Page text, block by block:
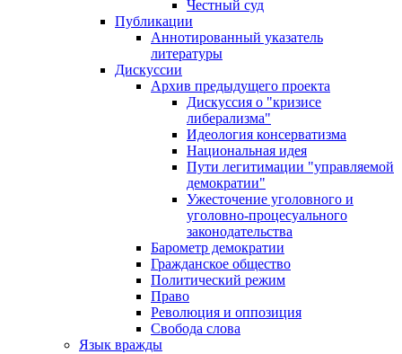
Честный суд
Публикации
Аннотированный указатель
литературы
Дискуссии
Архив предыдущего проекта
Дискуссия о "кризисе
либерализма"
Идеология консерватизма
Национальная идея
Пути легитимации "управляемой
демократии"
Ужесточение уголовного и
уголовно-процесуального
законодательства
Барометр демократии
Гражданское общество
Политический режим
Право
Революция и оппозиция
Свобода слова
Язык вражды